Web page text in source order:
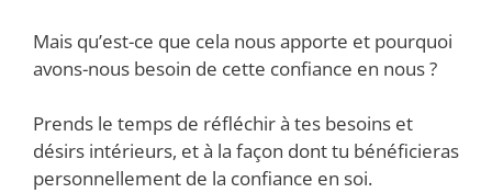
Mais qu’est-ce que cela nous apporte et pourquoi
avons-nous besoin de cette confiance en nous ?
Prends le temps de réfléchir à tes besoins et
désirs intérieurs, et à la façon dont tu bénéficieras
personnellement de la confiance en soi.